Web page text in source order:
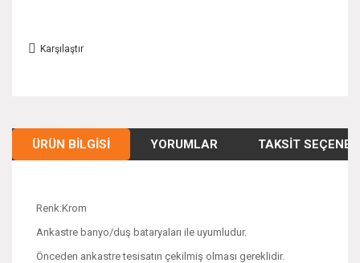
Karşılaştır
ÜRÜN BILGISI YORUMLAR TAKSIT
Renk:Krom
Ankastre banyo/duş bataryaları ile uyumludur.
Önceden ankastre tesisatın çekilmiş olması gereklidir.